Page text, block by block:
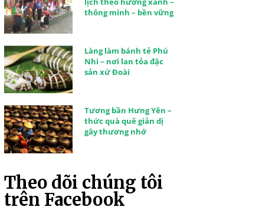
thông minh – bền vững
Làng làm bánh tẻ Phú
Nhi – nơi lan tỏa đặc
sản xứ Đoài
Tương bần Hưng Yên –
thức quà quê giản dị
gây thương nhớ
Theo dõi chúng tôi
trên Facebook